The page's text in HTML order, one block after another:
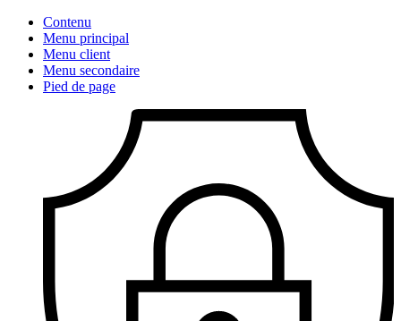
Contenu
Menu principal
Menu client
Menu secondaire
Pied de page